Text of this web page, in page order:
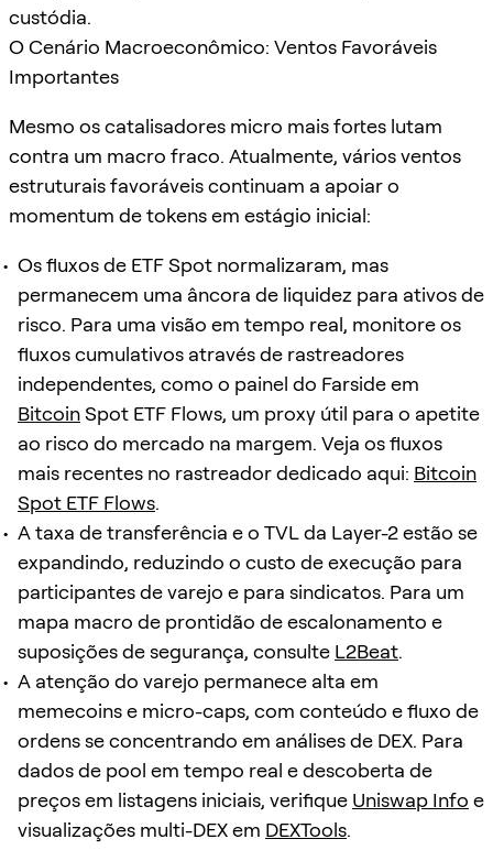
custódia.
O Cenário Macroeconômico: Ventos Favoráveis
Importantes
Mesmo os catalisadores micro mais fortes lutam
contra um macro fraco. Atualmente, vários ventos
estruturais favoráveis continuam a apoiar o
momentum de tokens em estágio inicial:
Os fluxos de ETF Spot normalizaram, mas
permanecem uma âncora de liquidez para ativos de
risco. Para uma visão em tempo real, monitore os
fluxos cumulativos através de rastreadores
independentes, como o painel do Farside em
BitcoinSpot ETF Flows, um proxy útil para o apetite
ao risco do mercado na margem. Veja os fluxos
mais recentes no rastreador dedicado aqui: Bitcoin
Spot ETF Flows.
A taxa de transferência e o TVL da Layer-2 estão se
expandindo, reduzindo o custo de execução para
participantes de varejo e para sindicatos. Para um
mapa macro de prontidão de escalonamento e
suposições de segurança, consulte L2Beat.
A atenção do varejo permanece alta em
memecoins e micro-caps, com conteúdo e fluxo de
ordens se concentrando em análises de DEX. Para
dados de pool em tempo real e descoberta de
preços em listagens iniciais, verifique Uniswap Info e
visualizações multi-DEX em DEXTools.